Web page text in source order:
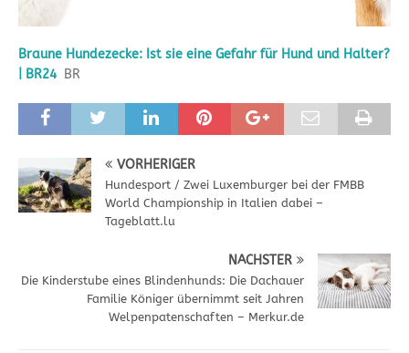
Braune Hundezecke: Ist sie eine Gefahr für Hund und Halter?
| BR24 BR
VORHERIGER
Hundesport / Zwei Luxemburger bei der FMBB
World Championship in Italien dabei –
Tageblatt.lu
NÄCHSTER
Die Kinderstube eines Blindenhunds: Die Dachauer
Familie Königer übernimmt seit Jahren
Welpenpatenschaften – Merkur.de